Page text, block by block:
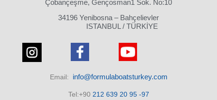
Çobançeşme, Gençosman1 Sok. No:10
34196 Yenibosna – Bahçelievler
ISTANBUL / TÜRKİYE
Email: info@formulaboatsturkey.com
Tel:+90 212 639 20 95 -97